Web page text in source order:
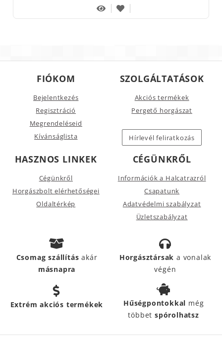
FIÓKOM
Bejelentkezés
Regisztráció
Megrendeléseid
Kívánságlista
SZOLGÁLTATÁSOK
Akciós termékek
Pergető horgászat
Hírlevél feliratkozás
HASZNOS LINKEK
Cégünkről
Horgászbolt elérhetőségei
Oldaltérkép
CÉGÜNKRŐL
Információk a Halcatrazról
Csapatunk
Adatvédelmi szabályzat
Üzletszabályzat
Csomag szállításakár
másnapra
Horgásztársak a vonalak
végén
Extrém akciós termékek Hűségpontokkal még
többetspórolhatsz